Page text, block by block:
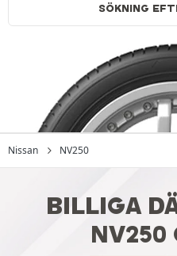
SÖKNING
Nissan NV250
BILLIGA
NV250